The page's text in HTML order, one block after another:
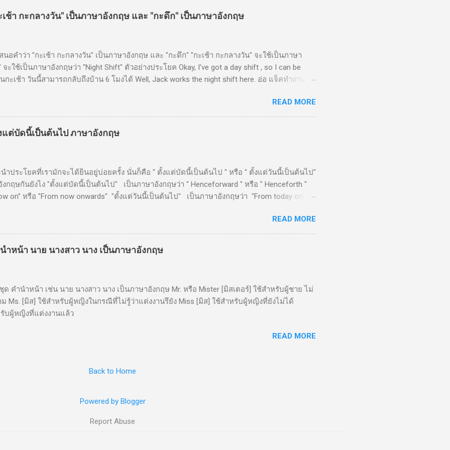
ช้า กะกลางวัน" เป็นภาษาอังกฤษ และ "กะดึก" เป็นภาษาอังกฤษ
อคำว่า "กะเช้า กะกลางวัน" เป็นภาษาอังกฤษ และ "กะดึก" "กะเช้า กะกลางวัน" จะใช้เป็นภาษา
ะใช้เป็นภาษาอังกฤษว่า "Night Shift" ตัวอย่างประโยค Okay, I've got a day shift , so I can be
กะเช้า วันนี้สามารถกลับถึงบ้าน 6 โมงได้ Well, Jack works the night shift here. อ่อ แจ็คทำงานกะ
READ MORE
ต่บัดนี้เป็นต้นไป ภาษาอังกฤษ
ำประโยคที่เรามักจะได้ยินอยู่บ่อยครั้ง นั่นก็คือ " ตั้งแต่บัดนี้เป็นต้นไป " หรือ " ตั้งแต่วันนี้เป็นต้นไป"
งกฤษกันยังไง "ตั้งแต่บัดนี้เป็นต้นไป" เป็นภาษาอังกฤษว่า " Henceforward " หรือ " Henceforth "
on" หรือ "From now onwards" "ตั้งแต่วันนี้เป็นต้นไป" เป็นภาษาอังกฤษว่า "From today on"
READ MORE
หน้า นาย นางสาว นาง เป็นภาษาอังกฤษ
คำนำหน้า เช่น นาย นางสาว นาง เป็นภาษาอังกฤษ Mr. หรือ Mister [มิสเตอร์] ใช้สำหรับผู้ชาย ไม่
Ms. [มิส] ใช้สำหรับผู้หญิงในกรณีที่ไม่รู้ว่าแต่งงานรึยัง Miss [มิส] ใช้สำหรับผู้หญิงที่ยังไม่ได้
บผู้หญิงที่แต่งงานแล้ว
READ MORE
Back to Home
Powered by Blogger
Report Abuse